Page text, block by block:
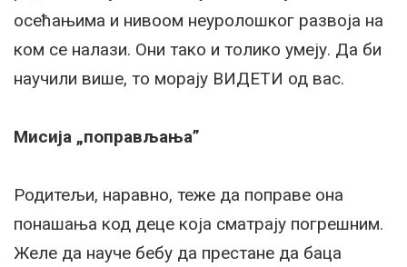
осећањима и нивоом неуролошког развоја на
ком се налази. Они тако и толико умеју. Да би
научили више, то морају ВИДЕТИ од вас.
Мисија „поправљања”
Родитељи, наравно, теже да поправе она
понашања код деце која сматрају погрешним.
Желе да науче бебу да престане да баца